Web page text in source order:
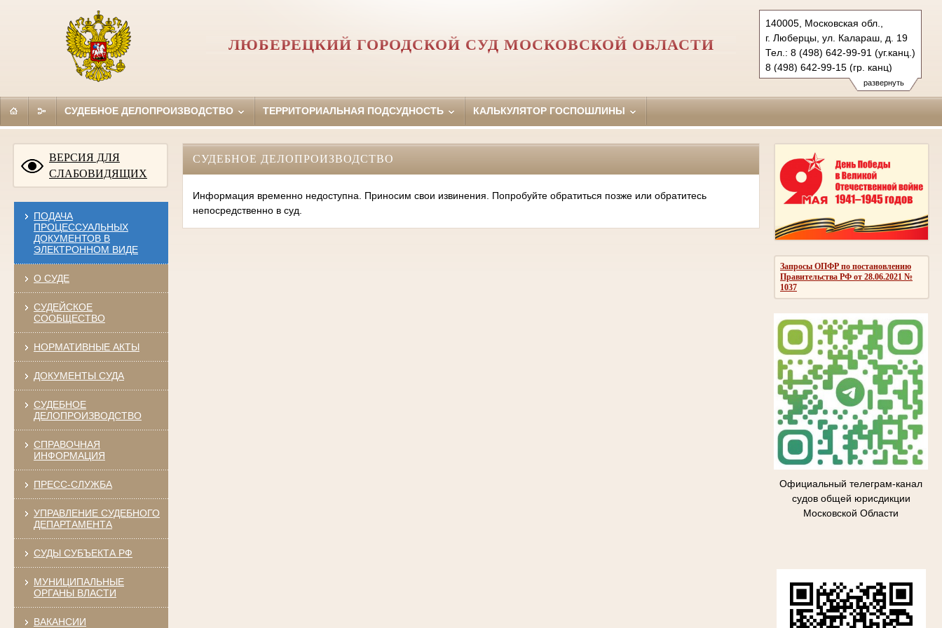
развернуть
140005, Московская обл.,
г. Люберцы, ул. Калараш, д. 19
Тел.: 8 (498) 642-99-91 (уг.канц.)
8 (498) 642-99-15 (гр. канц)
luberetzy.mo@sudrf.ru
ЛЮБЕРЕЦКИЙ ГОРОДСКОЙ СУД МОСКОВСКОЙ ОБЛАСТИ
СУДЕБНОЕ ДЕЛОПРОИЗВОДСТВО ТЕРРИТОРИАЛЬНАЯ ПОДСУДНОСТЬ КАЛЬКУЛЯТОР ГОСПОШЛИНЫ
ВЕРСИЯ ДЛЯ
СЛАБОВИДЯЩИХ
ПОДАЧА
ПРОЦЕССУАЛЬНЫХ
ДОКУМЕНТОВ В
ЭЛЕКТРОННОМ ВИДЕ
О СУДЕ
СУДЕЙСКОЕ
СООБЩЕСТВО
НОРМАТИВНЫЕ АКТЫ
ДОКУМЕНТЫ СУДА
СУДЕБНОЕ
ДЕЛОПРОИЗВОДСТВО
СПРАВОЧНАЯ
ИНФОРМАЦИЯ
ПРЕСС-СЛУЖБА
УПРАВЛЕНИЕ СУДЕБНОГО
ДЕПАРТАМЕНТА
СУДЫ СУБЪЕКТА РФ
МУНИЦИПАЛЬНЫЕ
ОРГАНЫ ВЛАСТИ
ВАКАНСИИ
Запросы ОПФР по постановлению
Правительства РФ от 28.06.2021 №
1037
Официальный телеграм-канал
судов общей юрисдикции
Московской Области
СУДЕБНОЕ ДЕЛОПРОИЗВОДСТВО
Информация временно недоступна. Приносим свои извинения. Попробуйте обратиться позже или обратитесь
непосредственно в суд.